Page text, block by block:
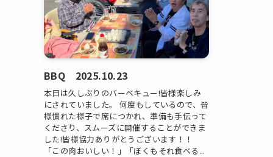
BBQ 2025.10.23
本日は久しぶりのバーベキュー!皆様楽しみ
にされていました。 何度もしているので、皆
様慣れた様子で席につかれ、準備も手伝って
くださり、スムーズに開催することができま
した!皆様協力ありがとうございます！！
「この肉おいしい！」「ぼくもそれ食べる...